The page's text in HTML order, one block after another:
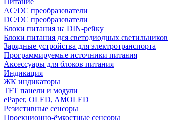
Питание
AC/DC преобразователи
DC/DC преобразователи
Блоки питания на DIN-рейку
Блоки питания для светодиодных светильников
Зарядные устройства для электротранспорта
Программируемые источники питания
Аксессуары для блоков питания
Индикация
ЖК индикаторы
TFT панели и модули
ePaper, OLED, AMOLED
Резистивные сенсоры
Проекционно-ёмкостные сенсоры